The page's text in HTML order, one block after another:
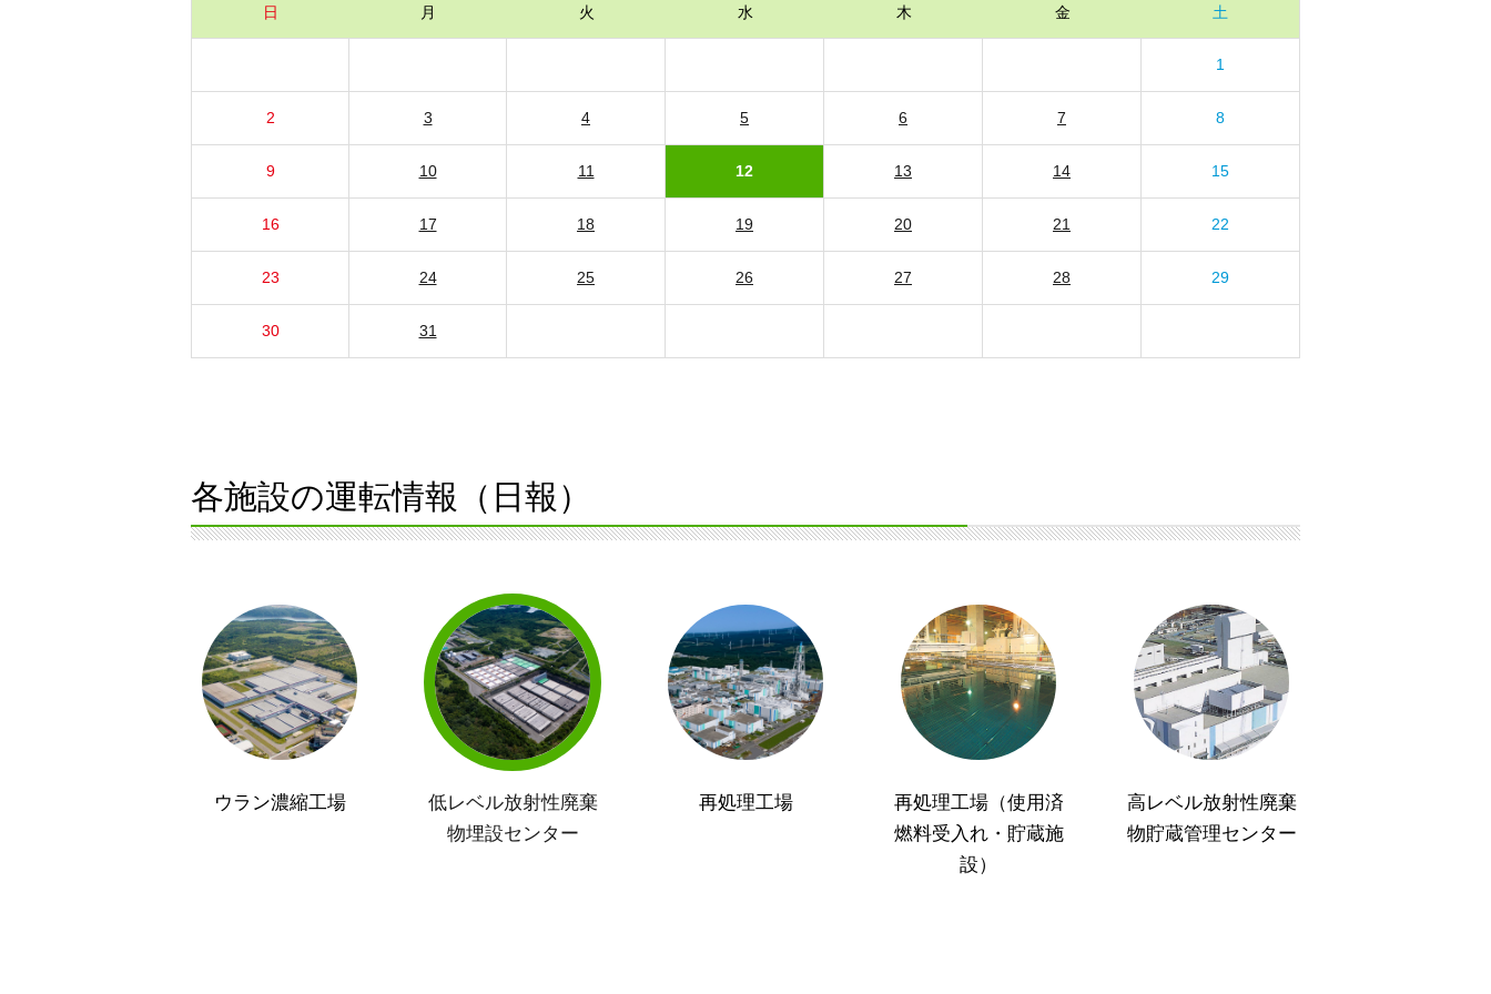
日 月 火 水 木 金 土
1
2 3 4 5 6 7 8
9 10 11 12 13 14 15
16 17 18 19 20 21 22
23 24 25 26 27 28 29
30 31
各施設の運転情報（日報）
ウラン濃縮工場
低レベル放射性廃棄
物埋設センター
再処理工場
再処理工場（使用済
燃料受入れ・貯蔵施
設）
高レベル放射性廃棄
物貯蔵管理センター